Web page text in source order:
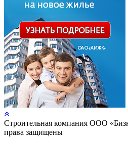
Cтроительная компания ООО
права защищены